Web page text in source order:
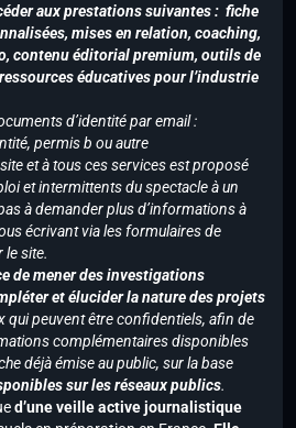
aux prestations suivantes : fiche
mises en relation, coaching,
contenu éditorial premium, outils de
éducatives pour l’industrie
d’identité par email :
permis b ou autre
et à tous ces services est proposé
et intermittents du spectacle à un
à demander plus d’informations à
écrivant via les formulaires de
le site.
de mener des investigations
et élucider la nature des projets
qui peuvent être confidentiels, afin de
complémentaires disponibles
déjà émise au public, sur la base
sur les réseaux publics.
d’une veille active journalistique